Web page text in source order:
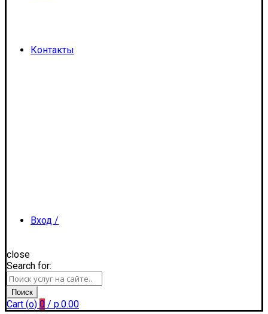
Контакты
Вход /
Регистрация
close
Search for:
Поиск
Cart (o) 0 / р.0.00